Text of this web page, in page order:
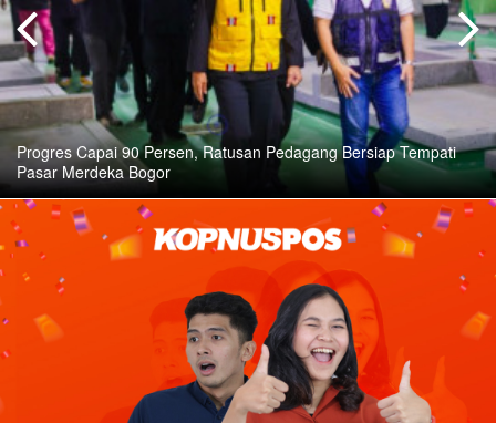
Progres Capai 90 Persen, Ratusan Pedagang Bersiap Tempati
Pasar Merdeka Bogor